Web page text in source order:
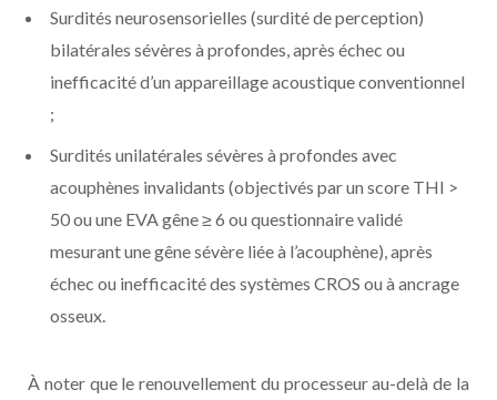
Surdités neurosensorielles (surdité de perception)
bilatérales sévères à profondes, après échec ou
inefficacité d’un appareillage acoustique conventionnel
;
Surdités unilatérales sévères à profondes avec
acouphènes invalidants (objectivés par un score THI >
50 ou une EVA gêne ≥ 6 ou questionnaire validé
mesurant une gêne sévère liée à l’acouphène), après
échec ou inefficacité des systèmes CROS ou à ancrage
osseux.
À noter que le renouvellement du processeur au-delà de la